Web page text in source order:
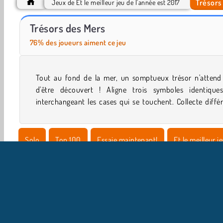
World War 2 Shooter
Jeux de Et le meilleur jeu de l'année est 2017
Trésors des Mers
76% des joueurs aiment ce jeu
Tout au fond de la mer, un somptueux trésor n'attend
d'être découvert ! Aligne trois symboles
interchangeant les cases qui se touchent. Collecte
effets magiques à relâcher sur le terrain de jeu.
Solo Top 100 Essaie maintenant! Et le meilleur